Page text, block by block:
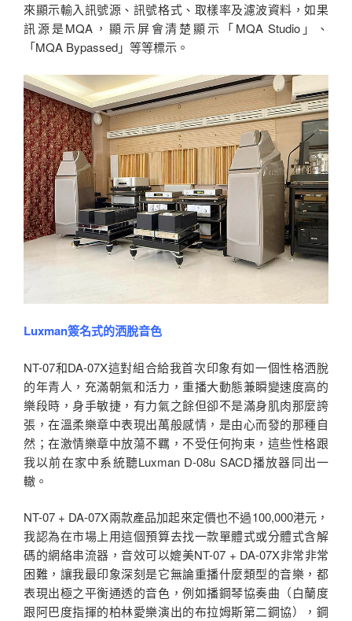
來顯示輸入訊號源、訊號格式、取樣率及濾波資料，如果
訊源是MQA，顯示屏會清楚顯示「MQA Studio」、
「MQA Bypassed」等等標示。
Luxman簽名式的洒脫音色
NT-07和DA-07X這對組合給我首次印象有如一個性格洒脫
的年青人，充滿朝氣和活力，重播大動態兼瞬變速度高的
樂段時，身手敏捷，有力氣之餘但卻不是滿身肌肉那麼誇
張，在溫柔樂章中表現出萬般感情，是由心而發的那種自
然；在激情樂章中放蕩不羈，不受任何拘束，這些性格跟
我以前在家中系統聽Luxman D-08u SACD播放器同出一
轍。
NT-07 + DA-07X兩款產品加起來定價也不過100,000港元，
我認為在市場上用這個預算去找一款單體式或分體式含解
碼的網絡串流器，音效可以媲美NT-07 + DA-07X非常非常
困難，讓我最印象深刻是它無論重播什麼類型的音樂，都
表現出極之平衡通透的音色，例如播鋼琴協奏曲（白蘭度
跟阿巴度指揮的柏林愛樂演出的布拉姆斯第二鋼協），鋼